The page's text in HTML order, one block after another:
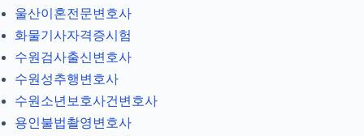
울산이혼전문변호사
화물기사자격증시험
수원검사출신변호사
수원성추행변호사
수원소년보호사건변호사
용인불법촬영변호사